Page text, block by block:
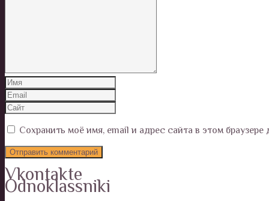
Сохранить моё имя, email и адрес сайта в этом
Vkontakte
Odnoklassniki